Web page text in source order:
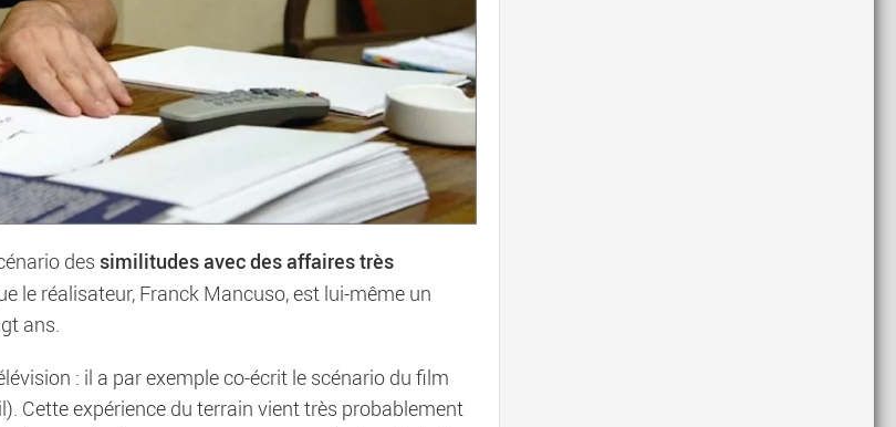
dessimilitudes avec des affaires très
le réalisateur, Franck Mancuso, est lui-même un
ans.
: il a par exemple co-écrit le scénario du film
Cette expérience du terrain vient très probablement